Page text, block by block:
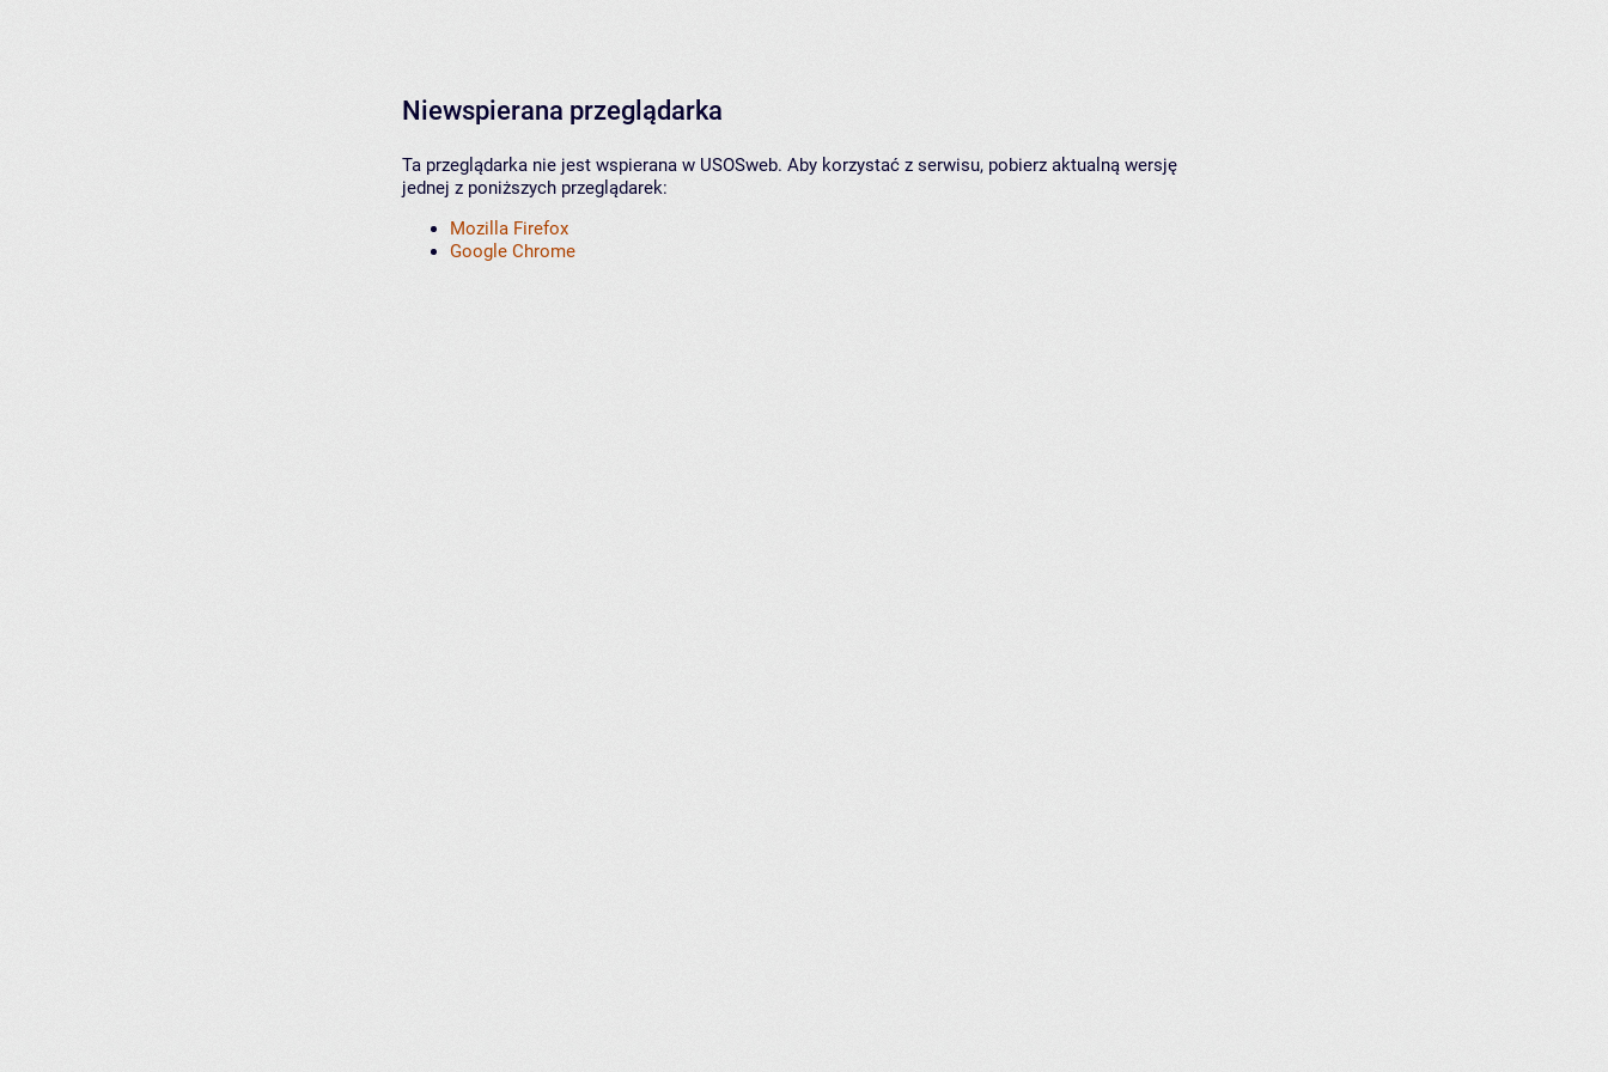
Niewspierana przeglądarka
Ta przeglądarka nie jest wspierana w USOSweb. Aby korzystać z serwisu, pobierz aktualną wersję
jednej z poniższych przeglądarek:
Mozilla Firefox
Google Chrome